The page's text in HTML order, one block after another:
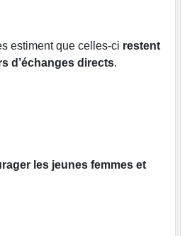
estiment que celles-ci restent
d’échanges directs.
les jeunes femmes et